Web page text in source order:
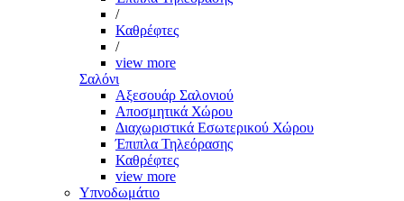
/
Καθρέφτες
/
view more
Σαλόνι
Αξεσουάρ Σαλονιού
Αποσμητικά Χώρου
Διαχωριστικά Εσωτερικού Χώρου
Έπιπλα Τηλεόρασης
Καθρέφτες
view more
Υπνοδωμάτιο